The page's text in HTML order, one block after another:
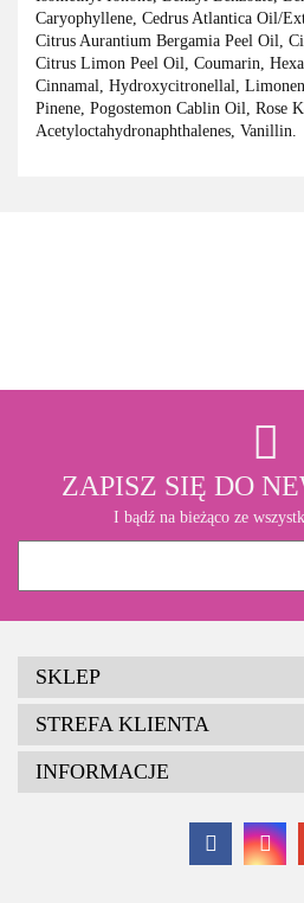
Caryophyllene, Cedrus Atlantica Oil/
Citrus Aurantium Bergamia Peel Oil,
Citrus Limon Peel Oil, Coumarin,
Cinnamal, Hydroxycitronellal,
Pinene, Pogostemon Cablin Oil, Rose
Acetyloctahydronaphthalenes, Vanillin.
ZAPISZ SIĘ DO
I bądź na bieżąco ze
SKLEP
STREFA KLIENTA
INFORMACJE